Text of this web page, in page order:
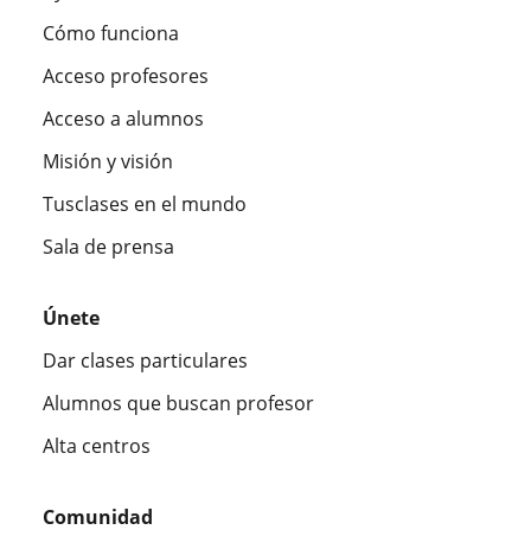
Cómo funciona
Acceso profesores
Acceso a alumnos
Misión y visión
Tusclases en el mundo
Sala de prensa
Únete
Dar clases particulares
Alumnos que buscan profesor
Alta centros
Comunidad